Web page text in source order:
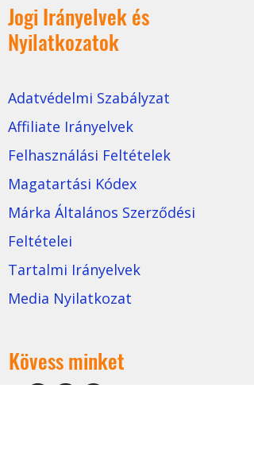
Jogi Irányelvek és
Nyilatkozatok
Adatvédelmi Szabályzat
Affiliate Irányelvek
Felhasználási Feltételek
Magatartási Kódex
Márka Általános Szerződési
Feltételei
Tartalmi Irányelvek
Media Nyilatkozat
Kövess minket